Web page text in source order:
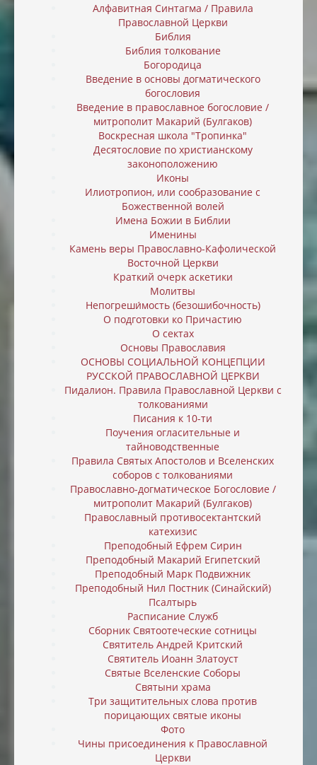
Алфавитная Синтагма / Правила
Православной Церкви
Библия
Библия толкование
Богородица
Введение в основы догматического
богословия
Введение в православное богословие /
митрополит Макарий (Булгаков)
Воскресная школа "Тропинка"
Десятословие по христианскому
законоположению
Иконы
Илиотропион, или cообразование с
Божественной волей
Имена Божии в Библии
Именины
Камень веры Православно-Кафолической
Восточной Церкви
Краткий очерк аскетики
Молитвы
Непогреши́мость (безошибочность)
О подготовки ко Причастию
О сектах
Основы Православия
ОСНОВЫ СОЦИАЛЬНОЙ КОНЦЕПЦИИ
РУССКОЙ ПРАВОСЛАВНОЙ ЦЕРКВИ
Пидалион. Правила Православной Церкви с
толкованиями
Писания к 10-ти
Поучения огласительные и
тайноводственные
Правила Святых Апостолов и Вселенских
соборов с толкованиями
Православно-догматическое Богословие /
митрополит Макарий (Булгаков)
Православный противосектантский
катехизис
Преподобный Ефрем Сирин
Преподобный Макарий Египетский
Преподобный Марк Подвижник
Преподобный Нил Постник (Синайский)
Псалтырь
Расписание Служб
Сборник Святоотеческие сотницы
Святитель Андрей Критский
Святитель Иоанн Златоуст
Святые Вселенские Соборы
Святыни храма
Три защитительных слова против
порицающих святые иконы
Фото
Чины присоединения к Православной
Церкви